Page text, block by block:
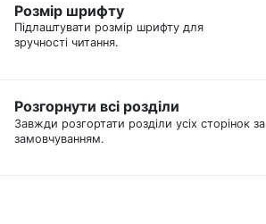
Розмір шрифту
Підлаштувати розмір шрифту для
зручності читання.
Розгорнути всі розділи
Завжди розгортати розділи усіх сторінок за
замовчуванням.